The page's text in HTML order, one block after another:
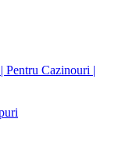
Pentru Cazinouri |